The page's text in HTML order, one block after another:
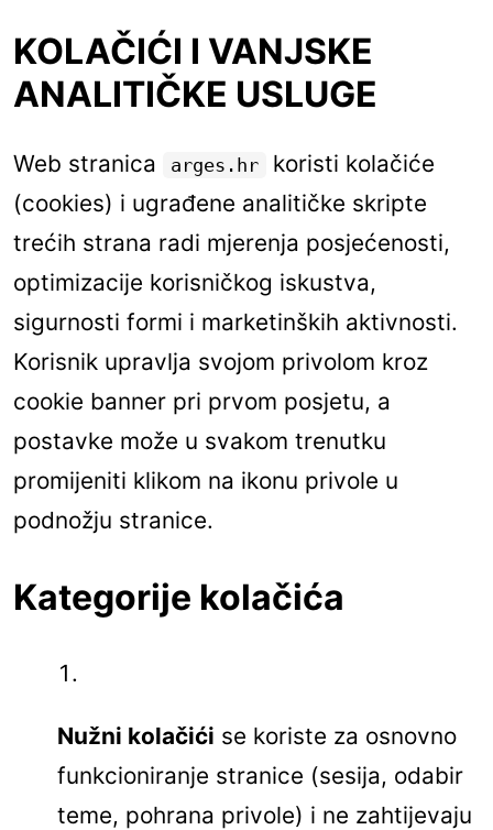
KOLAČIĆI I VANJSKE
ANALITIČKE USLUGE
Web stranica arges.hr
koristi kolačiće
(cookies) i ugrađene analitičke skripte
trećih strana radi mjerenja posjećenosti,
optimizacije korisničkog iskustva,
sigurnosti formi i marketinških aktivnosti.
Korisnik upravlja svojom privolom kroz
cookie banner pri prvom posjetu, a
postavke može u svakom trenutku
promijeniti klikom na ikonu privole u
podnožju stranice.
Kategorije kolačića
Nužni kolačići se koriste za osnovno
funkcioniranje stranice (sesija, odabir
teme, pohrana privole) i ne zahtijevaju